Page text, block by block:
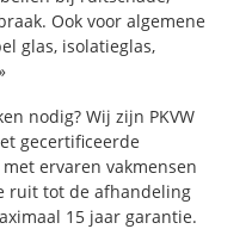
Ook voor algemene
glas, isolatieglas,
nodig? Wij zijn PKVW
gecertificeerde
ervaren vakmensen
ruit tot de afhandeling
15 jaar garantie.